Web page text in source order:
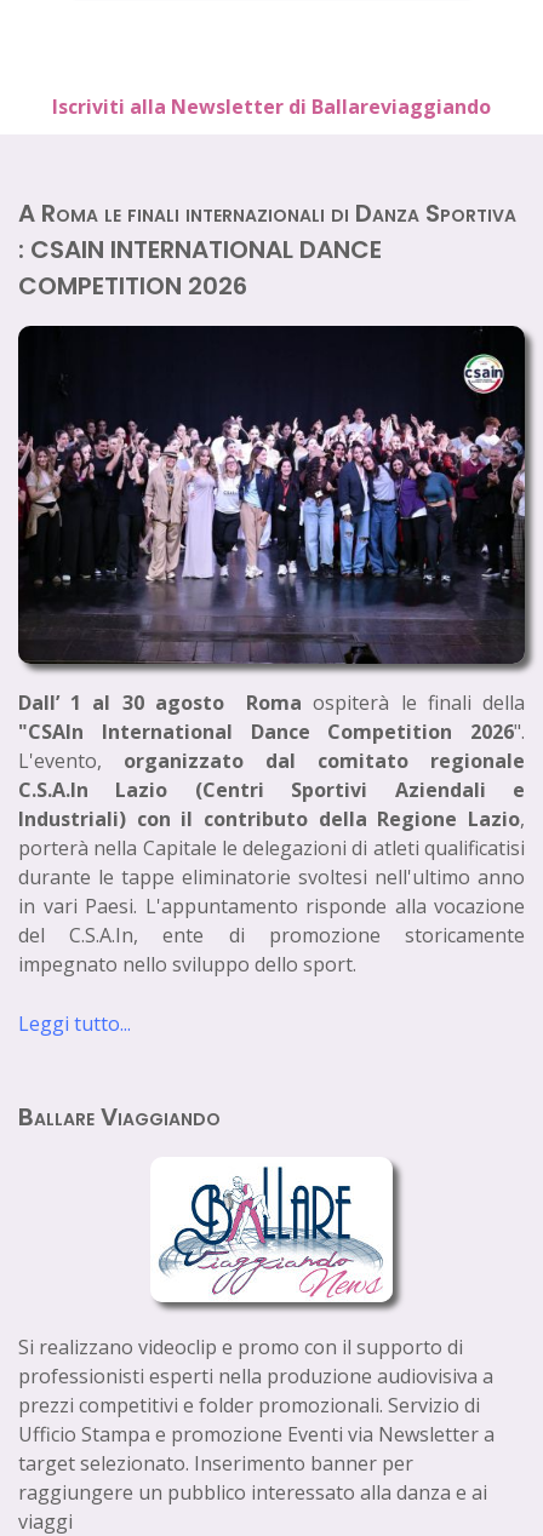
Iscriviti alla Newsletter di Ballareviaggiando
A Roma le finali internazionali di Danza Sportiva
: CSAIN INTERNATIONAL DANCE
COMPETITION 2026
Dall’ 1 al 30 agosto Roma ospiterà le finali della
"CSAIn International Dance Competition 2026".
L'evento, organizzato dal comitato regionale
C.S.A.In Lazio (Centri Sportivi Aziendali e
Industriali) con il contributo della Regione Lazio,
porterà nella Capitale le delegazioni di atleti qualificatisi
durante le tappe eliminatorie svoltesi nell'ultimo anno
in vari Paesi. L'appuntamento risponde alla vocazione
del C.S.A.In, ente di promozione storicamente
impegnato nello sviluppo dello sport.
Leggi tutto...
Ballare Viaggiando
Si realizzano videoclip e promo con il supporto di
professionisti esperti nella produzione audiovisiva a
prezzi competitivi e folder promozionali. Servizio di
Ufficio Stampa e promozione Eventi via Newsletter a
target selezionato. Inserimento banner per
raggiungere un pubblico interessato alla danza e ai
viaggi